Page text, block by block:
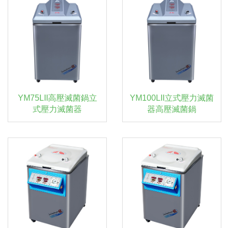
YM75LII高壓滅菌鍋立
式壓力滅菌器
YM100LII立式壓力滅菌
器高壓滅菌鍋